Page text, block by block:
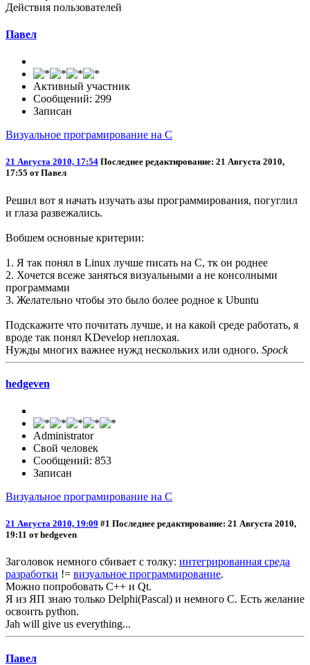
Действия пользователей
Павел
Активный участник
Сообщений: 299
Записан
Визуальное програмирование на C
21 Августа 2010, 17:54 Последнее редактирование: 21 Августа 2010,
17:55 от Павел
Решил вот я начать изучать азы программирования, погуглил
и глаза развежались.
Вобшем основные критерии:
1. Я так понял в Linux лучше писать на C, тк он роднее
2. Хочется всеже заняться визуальными а не консолными
программами
3. Желательно чтобы это было более родное к Ubuntu
Подскажите что почитать лучше, и на какой среде работать, я
вроде так понял KDevelop неплохая.
Нужды многих важнее нужд нескольких или одного. Spock
hedgeven
Administrator
Свой человек
Сообщений: 853
Записан
Визуальное програмирование на C
21 Августа 2010, 19:09 #1 Последнее редактирование: 21 Августа 2010,
19:11 от hedgeven
Заголовок немного сбивает с толку: интегрированная среда
разработки != визуальное программирование.
Можно попробовать C++ и Qt.
Я из ЯП знаю только Delphi(Pascal) и немного C. Есть желание
освоить python.
Jah will give us everything...
Павел